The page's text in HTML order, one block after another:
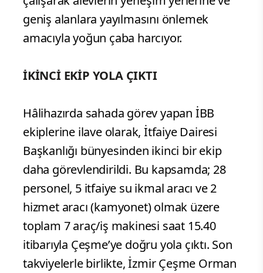
geniş alanlara yayılmasını önlemek
amacıyla yoğun çaba harcıyor.
İKİNCİ EKİP YOLA ÇIKTI
Hâlihazırda sahada görev yapan İBB
ekiplerine ilave olarak, İtfaiye Dairesi
Başkanlığı bünyesinden ikinci bir ekip
daha görevlendirildi. Bu kapsamda; 28
personel, 5 itfaiye su ikmal aracı ve 2
hizmet aracı (kamyonet) olmak üzere
toplam 7 araç/iş makinesi saat 15.40
itibarıyla Çeşme’ye doğru yola çıktı. Son
takviyelerle birlikte, İzmir Çeşme Orman